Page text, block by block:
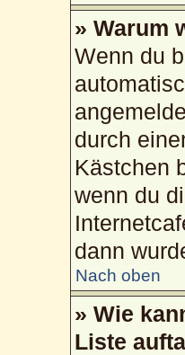
» Warum
Wenn du
durch
Kästchen
wenn du
dann
Nach oben
» Wie
Liste